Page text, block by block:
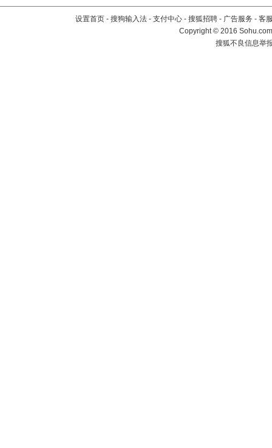
设置首页 - 搜狗输入法 - 支付中心 - 搜狐招聘 - 广告服务 - 客
Copyright©2016
搜狐不良信息举